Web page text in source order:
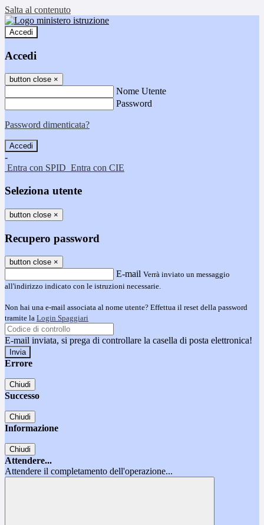
Salta al contenuto
Accedi
Accedi
button close ×
Nome Utente
Password
Password dimenticata?
-
Entra con SPID Entra con CIE
Seleziona utente
button close ×
Recupero password
button close ×
E-mail Verrà inviato un messaggio
all'indirizzo indicato con le istruzioni necessarie.
Non hai una e-mail associata al nome utente? Effettua il reset della password
tramite la Login Spaggiari
E-mail inviata, si prega di controllare la casella di posta elettronica!
Errore
Chiudi
Successo
Chiudi
Informazione
Chiudi
Attendere...
Attendere il completamento dell'operazione...